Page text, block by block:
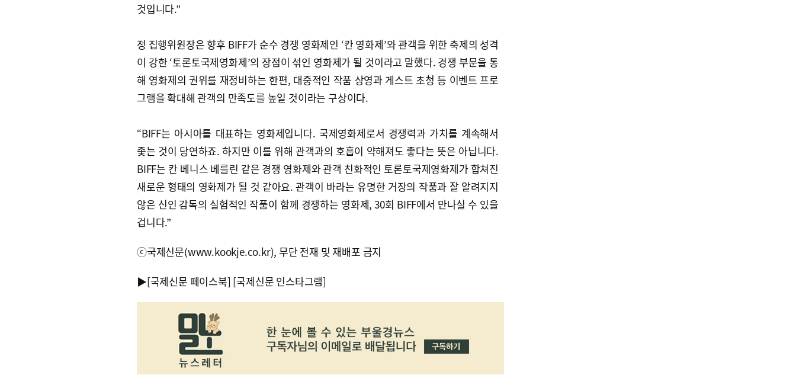
것입니다.”
정 집행위원장은 향후 BIFF가 순수 경쟁 영화제인 ‘칸 영화제’와 관객을 위한 축제의 성격
이 강한 ‘토론토국제영화제’의 장점이 섞인 영화제가 될 것이라고 말했다. 경쟁 부문을 통
해 영화제의 권위를 재정비하는 한편, 대중적인 작품 상영과 게스트 초청 등 이벤트 프로
그램을 확대해 관객의 만족도를 높일 것이라는 구상이다.
“BIFF는 아시아를 대표하는 영화제입니다. 국제영화제로서 경쟁력과 가치를 계속해서
좇는 것이 당연하죠. 하지만 이를 위해 관객과의 호흡이 약해져도 좋다는 뜻은 아닙니다.
BIFF는 칸 베니스 베를린 같은 경쟁 영화제와 관객 친화적인 토론토국제영화제가 합쳐진
새로운 형태의 영화제가 될 것 같아요. 관객이 바라는 유명한 거장의 작품과 잘 알려지지
않은 신인 감독의 실험적인 작품이 함께 경쟁하는 영화제, 30회 BIFF에서 만나실 수 있을
겁니다.”
ⓒ국제신문(www.kookje.co.kr), 무단 전재 및 재배포 금지
▶[국제신문 페이스북] [국제신문 인스타그램]